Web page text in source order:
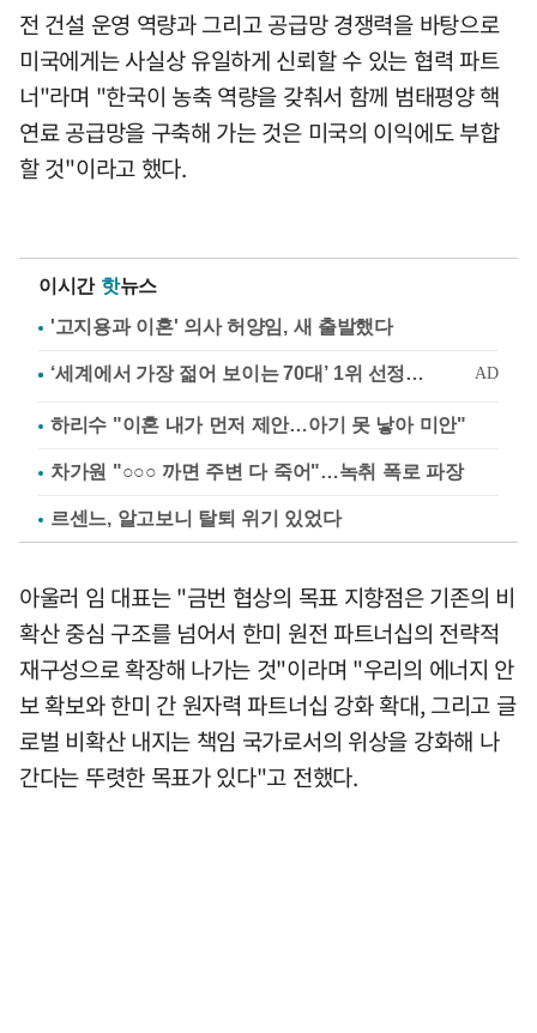
전 건설 운영 역량과 그리고 공급망 경쟁력을 바탕으로
미국에게는 사실상 유일하게 신뢰할 수 있는 협력 파트
너"라며 "한국이 농축 역량을 갖춰서 함께 범태평양 핵
연료 공급망을 구축해 가는 것은 미국의 이익에도 부합
할 것"이라고 했다.
이시간 핫뉴스
'고지용과 이혼' 의사 허양임, 새 출발했다
하리수 "이혼 내가 먼저 제안…아기 못 낳아 미안"
차가원 "○○○ 까면 주변 다 죽어"…녹취 폭로 파장
르센느, 알고보니 탈퇴 위기 있었다
아울러 임 대표는 "금번 협상의 목표 지향점은 기존의 비
확산 중심 구조를 넘어서 한미 원전 파트너십의 전략적
재구성으로 확장해 나가는 것"이라며 "우리의 에너지 안
보 확보와 한미 간 원자력 파트너십 강화 확대, 그리고 글
로벌 비확산 내지는 책임 국가로서의 위상을 강화해 나
간다는 뚜렷한 목표가 있다"고 전했다.